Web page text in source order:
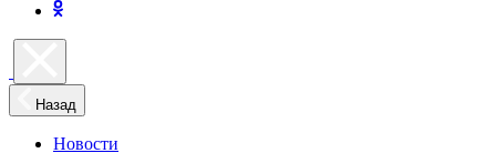
Назад
Новости